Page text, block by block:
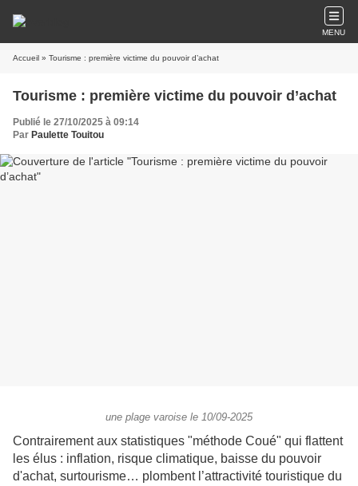
MENU
Accueil » Tourisme : première victime du pouvoir d’achat
Tourisme : première victime du pouvoir d’achat
Publié le 27/10/2025 à 09:14
Par Paulette Touitou
une plage varoise le 10/09-2025
Contrairement aux statistiques "méthode Coué" qui flattent
les élus : inflation, risque climatique, baisse du pouvoir
d'achat, surtourisme… plombent l’attractivité touristique du